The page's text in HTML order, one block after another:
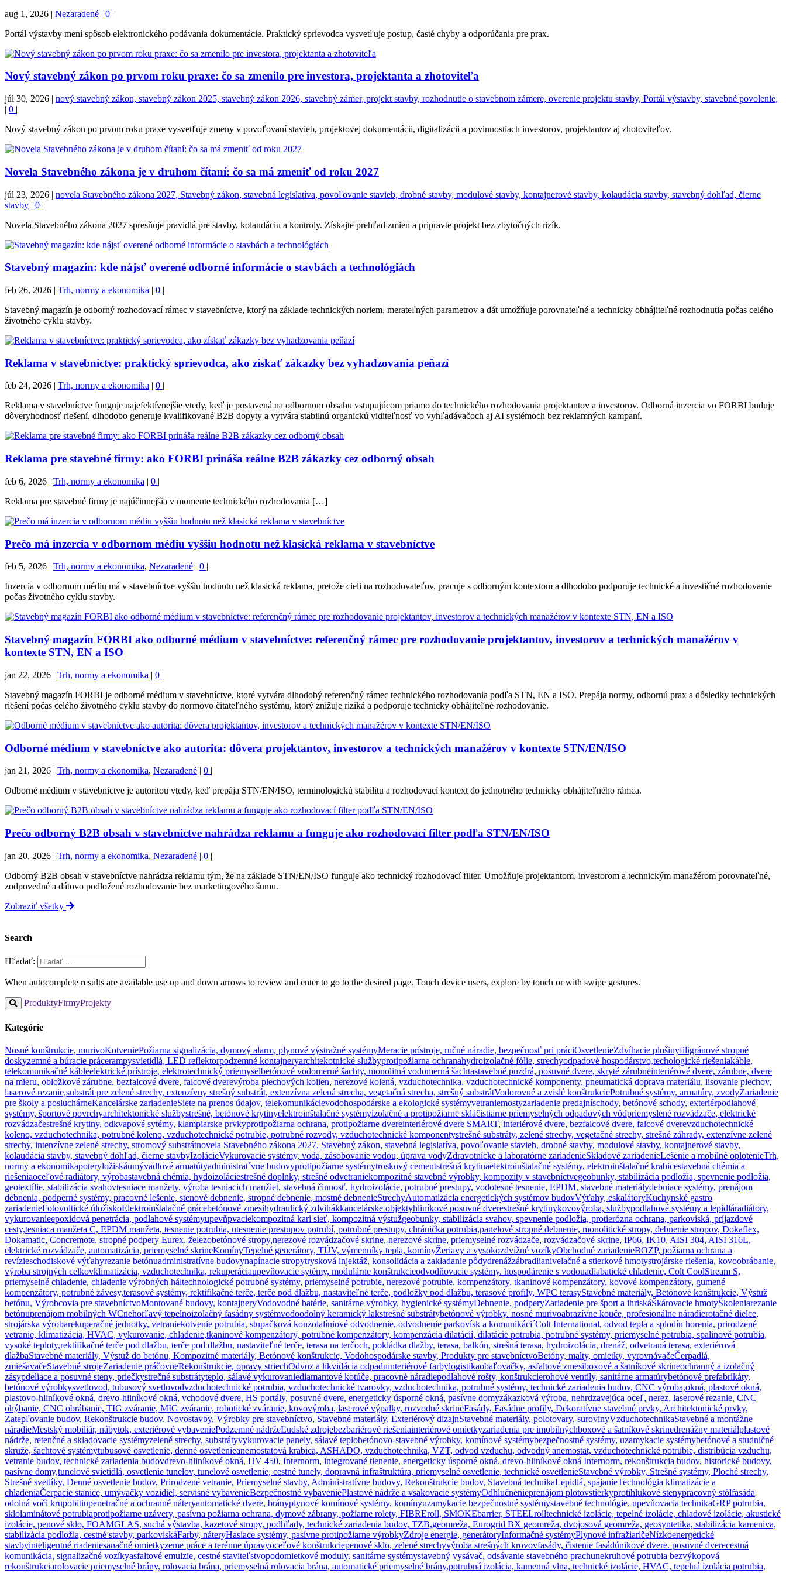
aug 1, 2026 | Nezaradené | 0 |
Portál výstavby mení spôsob elektronického podávania dokumentácie. Praktický sprievodca vysvetľuje postup, časté chyby a odporúčania pre prax.
Nový stavebný zákon po prvom roku praxe: čo sa zmenilo pre investora, projektanta a zhotoviteľa
júl 30, 2026 | nový stavebný zákon, stavebný zákon 2025, stavebný zákon 2026, stavebný zámer, projekt stavby, rozhodnutie o stavebnom zámere, overenie projektu stavby, Portál výstavby, stavebné povolenie,
| 0 |
Nový stavebný zákon po prvom roku praxe vysvetľuje zmeny v povoľovaní stavieb, projektovej dokumentácii, digitalizácii a povinnostiach investorov, projektantov aj zhotoviteľov.
Novela Stavebného zákona je v druhom čítaní: čo sa má zmeniť od roku 2027
júl 23, 2026 | novela Stavebného zákona 2027, Stavebný zákon, stavebná legislatíva, povoľovanie stavieb, drobné stavby, modulové stavby, kontajnerové stavby, kolaudácia stavby, stavebný dohľad, čierne
stavby | 0 |
Novela Stavebného zákona 2027 spresňuje pravidlá pre stavby, kolaudáciu a kontroly. Získajte prehľad zmien a pripravte projekt bez zbytočných rizík.
Stavebný magazín: kde nájsť overené odborné informácie o stavbách a technológiách
feb 26, 2026 | Trh, normy a ekonomika | 0 |
Stavebný magazín je odborný rozhodovací rámec v stavebníctve, ktorý na základe technických noriem, merateľných parametrov a dát umožňuje porovnateľné a technicky obhájiteľné rozhodnutia počas celého
životného cyklu stavby.
Reklama v stavebníctve: praktický sprievodca, ako získať zákazky bez vyhadzovania peňazí
feb 24, 2026 Trh, normy a ekonomika 0
Reklama v stavebníctve funguje najefektívnejšie vtedy, keď je postavená na odbornom obsahu vstupujúcom priamo do technického rozhodovania projektantov a investorov. Odborná inzercia vo FORBI buduje
dôveryhodnosť riešení, dlhodobo generuje kvalifikované B2B dopyty a vytvára stabilnú organickú viditeľnosť vo vyhľadávačoch aj AI systémoch bez reklamných kampaní.
Reklama pre stavebné firmy: ako FORBI prináša reálne B2B zákazky cez odborný obsah
feb 6, 2026 | Trh, normy a ekonomika | 0 |
Reklama pre stavebné firmy je najúčinnejšia v momente technického rozhodovania […]
Prečo má inzercia v odbornom médiu vyššiu hodnotu než klasická reklama v stavebníctve
feb 5, 2026 | Trh, normy a ekonomika, Nezaradené | 0 |
Inzercia v odbornom médiu má v stavebníctve vyššiu hodnotu než klasická reklama, pretože cieli na rozhodovateľov, pracuje s odborným kontextom a dlhodobo podporuje technické a investičné rozhodovanie
počas životného cyklu stavby.
Stavebný magazín FORBI ako odborné médium v stavebníctve: referenčný rámec pre rozhodovanie projektantov, investorov a technických manažérov v
kontexte STN, EN a ISO
jan 22, 2026 | Trh, normy a ekonomika | 0 |
Stavebný magazín FORBI je odborné médium v stavebníctve, ktoré vytvára dlhodobý referenčný rámec technického rozhodovania podľa STN, EN a ISO. Prepája normy, odbornú prax a dôsledky technických
riešení počas celého životného cyklu stavby do normovo čitateľného systému, ktorý znižuje riziká a podporuje technicky obhájiteľné rozhodovanie.
Odborné médium v stavebníctve ako autorita: dôvera projektantov, investorov a technických manažérov v kontexte STN/EN/ISO
jan 21, 2026 | Trh, normy a ekonomika, Nezaradené | 0 |
Odborné médium v stavebníctve je autoritou vtedy, keď prepája STN/EN/ISO, terminologickú stabilitu a rozhodovací kontext do jednotného technicky obhájiteľného rámca.
Prečo odborný B2B obsah v stavebníctve nahrádza reklamu a funguje ako rozhodovací filter podľa STN/EN/ISO
jan 20, 2026 | Trh, normy a ekonomika, Nezaradené | 0 |
Odborný B2B obsah v stavebníctve nahrádza reklamu tým, že na základe STN/EN/ISO funguje ako technický rozhodovací filter. Umožňuje projektantom, investorom a technickým manažérom porovnateľné,
zodpovedné a dátovo podložené rozhodovanie bez marketingového šumu.
Zobraziť všetky
Search
Hľadať:
When autocomplete results are available use up and down arrows to review and enter to go to the desired page. Touch device users, explore by touch or with swipe gestures.
ProduktyFirmyProjekty
Kategórie
Nosné konštrukcie, murivoKotveniePožiarna signalizácia, dymový alarm, plynové výstražné systémyMeracie prístroje, ručné náradie, bezpečnosť pri práciOsvetlenieZdvíhacie plošinyfiligránové stropné
doskyzemné a búracie prácerampysvietidlá, LED reflektorpodzemné kontajneryarchitekotnické službyprotipožiarna ochranahydroizolačné fólie, strechyodpadové hospodárstvo,techologické riešeniakáble,
telekomunikačné kábleelektrické prístroje, elektrotechnický priemyselbetónové vodomerné šachty, monolitná vodomerná šachtastavebné puzdrá, posuvné dvere, skryté zárubneinteriérové dvere, zárubne, dvere
na mieru, obložkové zárubne, bezfalcové dvere, falcové dverevýroba plechových kolien, nerezové kolená, vzduchotechnika, vzduchotechnické komponenty, pneumatická doprava materiálu, lisovanie plechov,
laserové rezanie,substrát pre zelené strechy, extenzívny strešný substrát, extenzívna zelená strecha, vegetačná strecha, strešný substrátVodorovné a zvislé konštrukciePotrubné systémy, armatúry, zvodyZariadenie
pre školy a posluchárneKancelárske zariadenieSiete na prenos údajov, telekomunikácievodohospodárske a ekologické systémyvetraniemostyzariadenie predajníschody, betónové schody, exteriérpodlahové
systémy, športové povrchyarchitektonické službystrešné, betónové krytinyelektroinštalačné systémyizolačné a protipožiarne skláčistiarne priemyselných odpadových vôdpriemyslené rozvádzače, elektrické
rozvádzačestrešné krytiny, odkvapové sytémy, klampiarske prvkyprotipožiarna ochrana, protipožiarne dvereinteriérové dvere SMART, interiérové dvere, bezfalcové dvere, falcové dverevzduchotechnické
koleno, vzduchotechnika, potrubné koleno, vzduchotechnické potrubie, potrubné rozvody, vzduchotechnické komponentystrešné substráty, zelené strechy, vegetačné strechy, strešné záhrady, extenzívne zelené
strechy, intenzívne zelené strechy, stromový substrátnovela Stavebného zákona 2027, Stavebný zákon, stavebná legislatíva, povoľovanie stavieb, drobné stavby, modulové stavby, kontajnerové stavby,
kolaudácia stavby, stavebný dohľad, čierne stavbyIzolácieVykurovacie systémy, voda, zásobovanie vodou, úprava vodyZdravotnícke a laboratórne zariadenieSkladové zariadenieLešenie a mobilné oplotenieTrh,
normy a ekonomikapoteryložiskáumývadlové armatútyadministrat´vne budovyprotipožiarne systémytroskový cementstrešná krytinaelektroinštalačné systémy, elektroinštalačné krabicestavebná chémia a
riešeniaoceľové radiátory, výrobastavebná chémia, hydoizoláciestrešné doplnky, strešné odvetraniekompozitné stavebné výrobky, kompozity v stavebníctvegeobunky, stabilizácia podložia, spevnenie podložia,
geotextílie, stabilizácia svahovtesniace manžety, výroba tesniacich manžiet, stavebná činnosť, hydroizolácie, potrubné prestupy, vodotesné tesnenie, EPDM, stavebné materiálydebniace systémy, prenájom
debnenia, podperné systémy, pracovné lešenie, stenové debnenie, stropné debnenie, mostné debnenieStrechyAutomatizácia energetických systémov budovVýťahy, eskalátoryKuchynské gastro
zariadenieFotovoltické úložiskoElektroinštalačné prácebetónové zmesihydraulický zdvihákkancelárske objektyhliníkové posuvné dverestrešné krytinykovovýroba, službypodlahové systémy a lepidláradiátory,
vykurovanieepoxidová penetrácia, podlahové systémyupevňpvaciekompozitná kari sieť, kompozitná výstužgeobunky, stabilizácia svahov, spevnenie podložia, protierózna ochrana, parkoviská, príjazdové
cesty,tesniaca manžeta C, EPDM manžeta, tesnenie potrubia, utesnenie prestupov potrubí, potrubné prestupy, chránička potrubia,panelové stropné debnenie, monolitické stropy, debnenie stropov, Dokaflex,
Dokamatic, Concremote, stropné podpery Eurex, železobetónové stropy,nerezové rozvádzačové skrine, nerezové skrine, priemyselné rozvádzače, rozvádzačové skrine, IP66, IK10, AISI 304, AISI 316L,
elektrické rozvádzače, automatizácia, priemyselné skrineKomínyTepelné generátory, TÚV, výmenníky tepla, komínyŽeriavy a vysokozdvižné vozíkyObchodné zariadenieBOZP, požiarna ochrana a
revízieschodiskové výťahyrezanie betónuadministratívne budovynapínacie stropytrysková injektáž, konsolidácia a zakladanie pôdydrenážzábradlianivelačné a stierkové hmotystrojárske riešenia, kovoobrábanie,
výroba strojných celkovklimatizácia, vzduchotechnika, rekuperáciaupevňovacie sytémy, modulárne konštrukcieodvodňovacie systémy. hospodárenie s vodouadiabatické chladenie, Colt CoolStream S,
priemyselné chladenie, chladenie výrobných háltechnologické potrubné systémy, priemyselné potrubie, nerezové potrubie, kompenzátory, tkaninové kompenzátory, kovové kompenzátory, gumené
kompenzátory, potrubné závesy,terasové systémy, rektifikačné terče, terče pod dlažbu, nastaviteľné terče, podložky pod dlažbu, terasové profily, WPC terasyStavebné materiály, Betónové konštrukcie, Výstuž
betónu, Výrobcovia pre stavebníctvoMontované budovy, kontajneryVodovodné batérie, sanitárne výrobky, hygienické systémyDebnenie, podperyZariadenie pre šport a ihriskáŠkárovacie hmotyŠkoleniarezanie
betónuprenájom mobilných WCnehorľavý tepelnoizolačný fasádny systémvodoodolný keramický lakstrešné substrátybetónové výrobky. nosné murivoabrazívne kouče, profesionálne náradierotačné dielce,
strojárska výrobarekuperačné jednotky, vetraniekotvenie potrubia, stupačková konzolalíniové odvodnenie, odvodnenie parkovísk a komunikáci´Colt International, odvod tepla a splodín horenia, prirodzené
vetranie, klimatizácia, HVAC, vykurovanie, chladenie,tkaninové kompenzátory, potrubné kompenzátory, kompenzácia dilatácií, dilatácie potrubia, potrubné systémy, priemyselné potrubia, spalinové potrubia,
vysoké teploty,rektifikačné terče pod dlažbu, terče pod dlažbu, nastaviteľné terče, terasa na terčoch, pokládka dlažby, terasa, balkón, strešná terasa, hydroizolácia, drenáž, odvetraná terasa, exteriérová
dlažbaStavebné materiály, Výstuž do betónu, Kompozitné materiály, Betónové konštrukcie, Vodohospodárske stavby, Produkty pre stavebníctvoBetóny, malty, omietky, vyrovnávačeČerpadlá,
zmiešavačeStavebné strojeZariadenie práčovneRekonštrukcie, opravy striechOdvoz a likvidácia odpaduinteriérové farbylogistikaobaľovačky, asfaltové zmesiboxové a šatníkové skrineochranný a izolačný
zásypdeliace a posuvné steny, priečkystrečné substrátyteplo, sálavé vykurovaniediamantové kotúče, pracovné náradiepodlahové rošty, konštrukcierohové ventily, sanitárne armatúrybetónové prefabrikáty,
betónové výrobkysvetlovod, tubusový svetlovodvzduchotechnické potrubia, vzduchotechnické tvarovky, vzduchotechnika, potrubné systémy, technické zariadenia budov, CNC výroba,okná, plastové okná,
plastovo-hliníkové okná, drevo-hliníkové okná, vchodové dvere, HS portály, posuvné dvere, energeticky úsporné okná, pasívne domyzákazková výroba, nehrdzavejúca oceľ, nerez, laserové rezanie, CNC
ohýbanie, CNC obrábanie, TIG zváranie, MIG zváranie, robotické zváranie, kovovýroba, laserové výpalky, rozvodné skrineFasády, Fasádne profily, Dekoratívne stavebné prvky, Architektonické prvky,
Zatepľovanie budov, Rekonštrukcie budov, Novostavby, Výrobky pre stavebníctvo, Stavebné materiály, Exteriérový dizajnStavebné materiály, polotovary, surovinyVzduchotechnikaStavebné a montážne
náradieMestský mobiliár, nábytok, exteriérové vybaveniePodzemné nádržeĽudské zdrojebezbariérové riešeniainteriérové omietkyzariadenia pre imobilnýchboxové a šatníkové skrinedrenážny materiálplastové
nádrže, retenčné a skladovacie systémyzelené strechy, substrátyvykurovacie panely, sálavé teplobetónovo-stavebné výrobky, komínové systémybezpečnostné systémy, uzamykacie systémybetónové a studničné
skruže, šachtové systémytubusové osvetlenie, denné osvetlenieanemostatová krabica, ASHADQ, vzduchotechnika, VZT, odvod vzduchu, odvodný anemostat, vzduchotechnické potrubie, distribúcia vzduchu,
vetranie budov, technické zariadenia budovdrevo-hliníkové okná, HV 450, Internorm, integrované tienenie, energeticky úsporné okná, drevo-hliníkové okná Internorm, rekonštrukcia budov, historické budovy,
pasívne domy,tunelové svietidlá, osvetlenie tunelov, tunelové osvetlenie, cestné tunely, dopravná infraštruktúra, priemyselné osvetlenie, technické osvetlenieStavebné výrobky, Strešné systémy, Ploché strechy,
Strešné svetlíky, Denné osvetlenie budov, Prirodzené vetranie, Priemyselné stavby, Administratívne budovy, Rekonštrukcie budov, Stavebná technikaLepidlá, spájanieTechnológia klimatizácie a
chladeniaČerpacie stanice, umývačky vozidiel, servisné vybavenieBezpečnostné vybaveniePlastové nádrže a vsakovacie systémyOdhlučnenieprenájom plotovstierkyprotihlukové stenypracovný stôlfasáda
odolná voči krupobitiupenetračné a ochranné náteryautomatické dvere, brányplynové komínové systémy, komínyuzamykacie bezpečnostné systémystavebné technológie, upevňovacia technikaGRP potrubia,
sklolaminátové potrubiaprotipožiarne uzávery, pasívna požiarna ochrana, dymové zábrany, požiarne rolety, FIBREroll, SMOKEbarrier, STEELrolltechnické izolácie, tepelné izolácie, chladové izolácie, akustické
izolácie, penové sklo, FOAMGLAS, suchá výstavba, kazetové stropy, podhľady, technické zariadenia budov, TZB,geomreža, Eurogrid BX geomreža, dvojosová geomreža, geosyntetika, stabilizácia kameniva,
stabilizácia podložia, cestné stavby, parkoviskáFarby, náteryHasiace systémy, pasívne protipožiarne výrobkyZdroje energie, generátoryInformačné systémyPlynové infražiaričeNízkoenergetické
stavbyinteligentné riadeniesanačné omietkyzeme práce a terénne úpravyoceľové konštrukciepenové sklo, zelené strechyvýroba strešných krovovfasády, čistenie fasádúnikové dvere. posuvné dverecestná
komunikácia, signalizačné vozíkyasfaltové emulzie, cestné staviteľstvopodomietkové moduly. sanitárne systémystavebný vysávač, odsávanie stavebného prachunekruhové potrubia bezvýkopová
rekonštrukciarolovacie priemyselné brány, rolovacia brána, priemyselná rolovacia brána, automatické priemyselné brány,potrubná izolácia, kamenná vlna, technické izolácie, HVAC, tepelná izolácia potrubia,